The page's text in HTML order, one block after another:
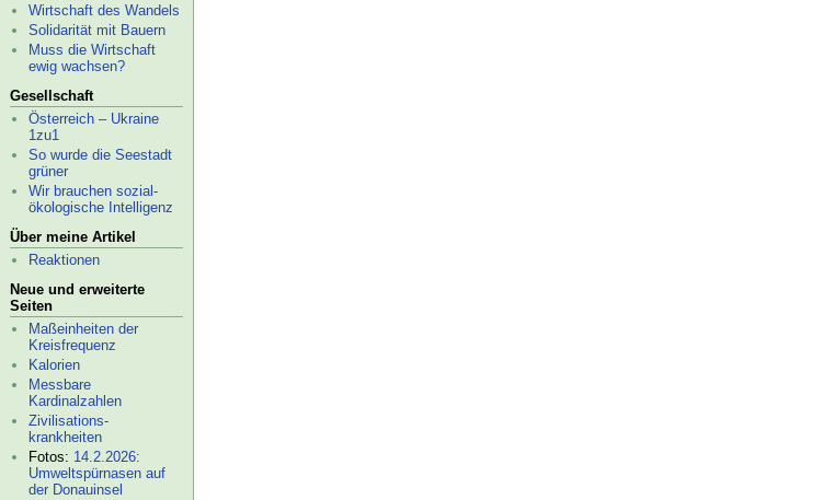
Wirtschaft des Wandels
Solidarität mit Bauern
Muss die Wirtschaft
ewig wachsen?
Gesellschaft
Österreich – Ukraine
1zu1
So wurde die Seestadt
grüner
Wir brauchen sozial-
ökologische Intelligenz
Über meine Artikel
Reaktionen
Neue und erweiterte
Seiten
Maßeinheiten der
Kreisfrequenz
Kalorien
Messbare
Kardinalzahlen
Zivilisations-
krankheiten
Fotos: 14.2.2026:
Umweltspürnasen auf
der Donauinsel